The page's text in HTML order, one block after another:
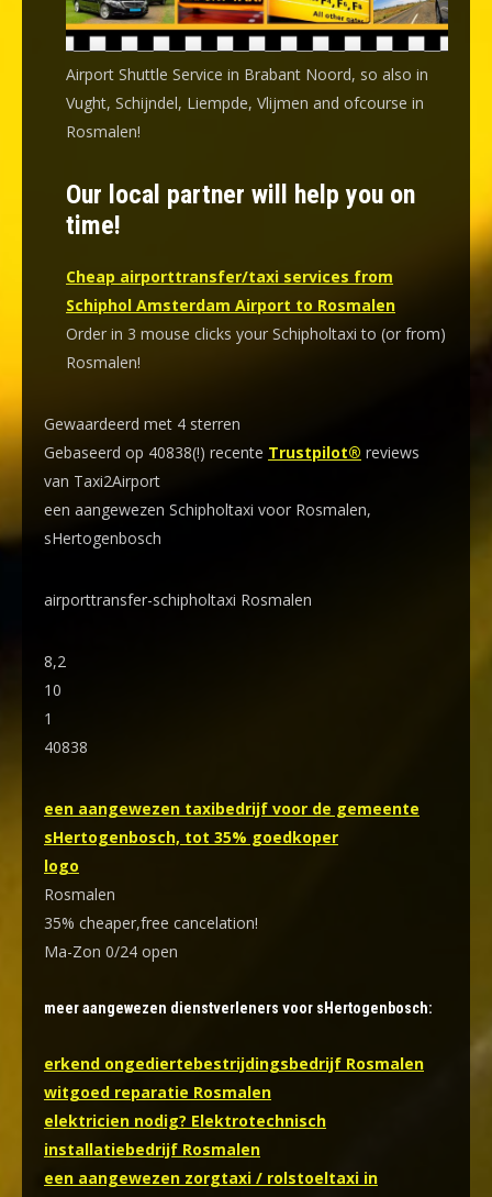
Airport Shuttle Service in Brabant Noord, so also in
Vught, Schijndel, Liempde, Vlijmen and ofcourse in
Rosmalen!
Our local partner will help you on
time!
Cheap airporttransfer/taxi services from
Schiphol Amsterdam Airport to Rosmalen
Order in 3 mouse clicks your Schipholtaxi to (or from)
Rosmalen!
Gewaardeerd met 4 sterren
Gebaseerd op 40838(!) recente Trustpilot® reviews
van Taxi2Airport
een aangewezen Schipholtaxi voor Rosmalen,
sHertogenbosch
airporttransfer-schipholtaxi Rosmalen
8,2
10
1
40838
een aangewezen taxibedrijf voor de gemeente
sHertogenbosch, tot 35% goedkoper
logo
Rosmalen
35% cheaper,free cancelation!
Ma-Zon 0/24 open
meer aangewezen dienstverleners voor sHertogenbosch:
erkend ongediertebestrijdingsbedrijf Rosmalen
witgoed reparatie Rosmalen
elektricien nodig? Elektrotechnisch
installatiebedrijf Rosmalen
een aangewezen zorgtaxi / rolstoeltaxi in